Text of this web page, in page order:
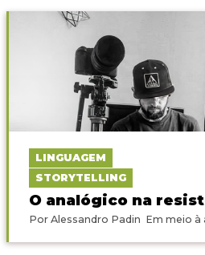
LINGUAGEM
STORYTELLING
O analógico na
Por Alessandro Padin Em meio à